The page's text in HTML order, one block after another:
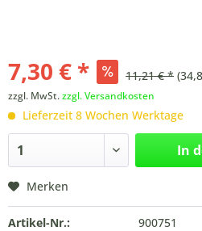
7,30 € * 11,21 € *
zzgl. MwSt.zzgl. Versandkosten
Lieferzeit 8 Wochen Werktage
In
Merken
Artikel-Nr.:
900751